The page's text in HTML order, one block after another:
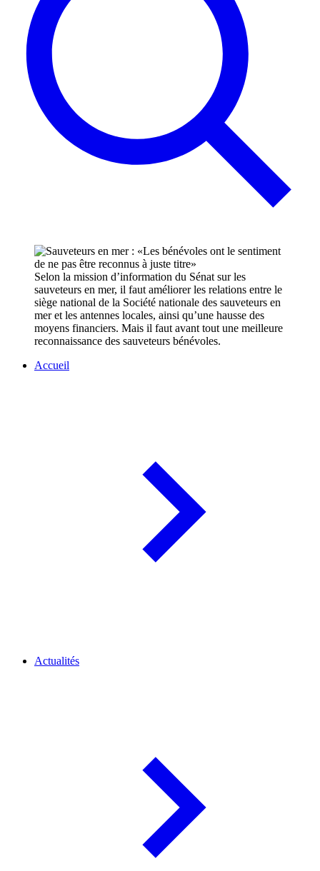
Selon la mission d’information du Sénat sur les
sauveteurs en mer, il faut améliorer les relations entre le
siège national de la Société nationale des sauveteurs en
mer et les antennes locales, ainsi qu’une hausse des
moyens financiers. Mais il faut avant tout une meilleure
reconnaissance des sauveteurs bénévoles.
Accueil
Actualités